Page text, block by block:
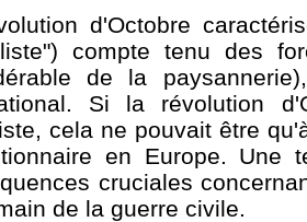
d'Octobre
compte tenu des
de la
Si la révolution
cela ne pouvait être
en Europe. Une
cruciales
de la guerre civile.